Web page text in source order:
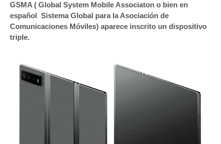
GSMA ( Global System Mobile Associaton o bien en
español Sistema Global para la Asociación de
Comunicaciones Móviles) aparece inscrito un dispositivo
triple.